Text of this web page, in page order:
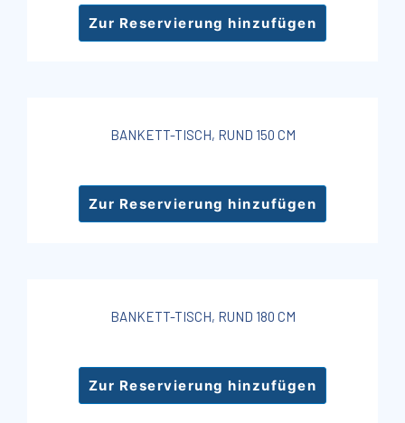
Zur Reservierung hinzufügen
BANKETT-TISCH, RUND 150 CM
Zur Reservierung hinzufügen
BANKETT-TISCH, RUND 180 CM
Zur Reservierung hinzufügen